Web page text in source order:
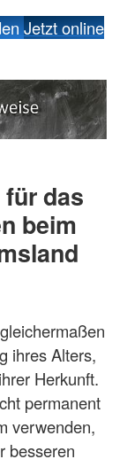
Jetzt online
das
beim
ihres Alters,
Herkunft.
permanent
verwenden,
besseren